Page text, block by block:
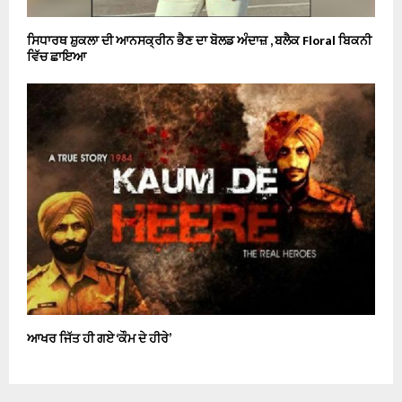
ਸਿਧਾਰਥ ਸ਼ੁਕਲਾ ਦੀ ਆਨਸਕ੍ਰੀਨ ਭੈਣ ਦਾ ਬੋਲਡ ਅੰਦਾਜ਼ , ਬਲੈਕ Floral ਬਿਕਨੀ
ਵਿੱਚ ਛਾਇਆ
ਆਖਰ ਜਿੱਤ ਹੀ ਗਏ ‘ਕੌਮ ਦੇ ਹੀਰੇ’